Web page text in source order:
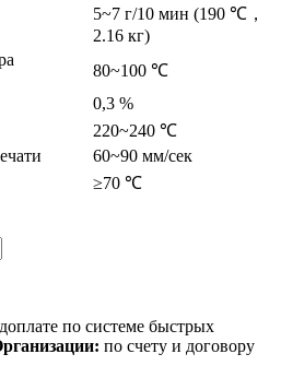
5~7 г/10 мин (190 ℃，
2.16 кг)
80~100 ℃
0,3 %
220~240 ℃
60~90 мм/сек
≥70 ℃
по системе быстрых
по счету и договору